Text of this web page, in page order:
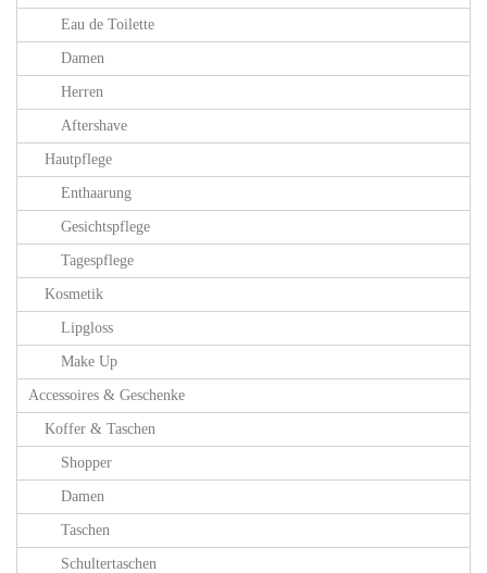
Eau de Toilette
Damen
Herren
Aftershave
Hautpflege
Enthaarung
Gesichtspflege
Tagespflege
Kosmetik
Lipgloss
Make Up
Accessoires & Geschenke
Koffer & Taschen
Shopper
Damen
Taschen
Schultertaschen